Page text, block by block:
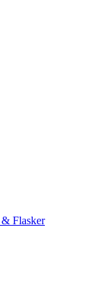
Flasker